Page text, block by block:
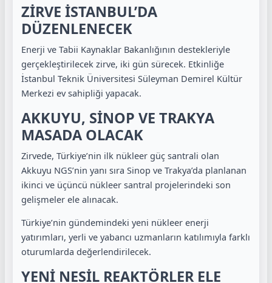
ZİRVE İSTANBUL’DA
DÜZENLENECEK
Enerji ve Tabii Kaynaklar Bakanlığının destekleriyle
gerçekleştirilecek zirve, iki gün sürecek. Etkinliğe
İstanbul Teknik Üniversitesi Süleyman Demirel Kültür
Merkezi ev sahipliği yapacak.
AKKUYU, SİNOP VE TRAKYA
MASADA OLACAK
Zirvede, Türkiye’nin ilk nükleer güç santrali olan
Akkuyu NGS’nin yanı sıra Sinop ve Trakya’da planlanan
ikinci ve üçüncü nükleer santral projelerindeki son
gelişmeler ele alınacak.
Türkiye’nin gündemindeki yeni nükleer enerji
yatırımları, yerli ve yabancı uzmanların katılımıyla farklı
oturumlarda değerlendirilecek.
YENİ NESİL REAKTÖRLER ELE